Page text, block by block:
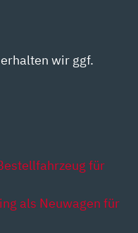
wir ggf.
für
als Neuwagen für